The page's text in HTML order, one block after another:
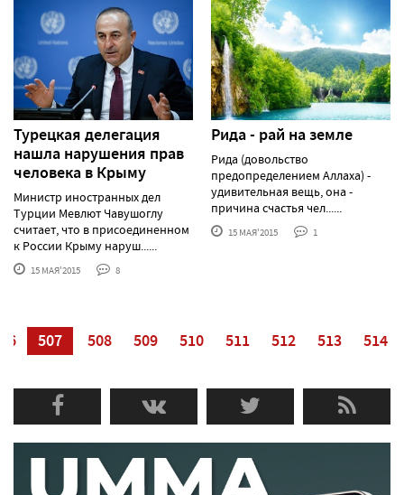
Турецкая делегация
нашла нарушения прав
человека в Крыму
Министр иностранных дел
Турции Мевлют Чавушоглу
считает, что в присоединенном
к России Крыму наруш......
15 МАЯ'2015 8
Рида - рай на земле
Рида (довольство
предопределением Аллаха) -
удивительная вещь, она -
причина счастья чел......
15 МАЯ'2015 1
507 508 509 510 511 512 513 514